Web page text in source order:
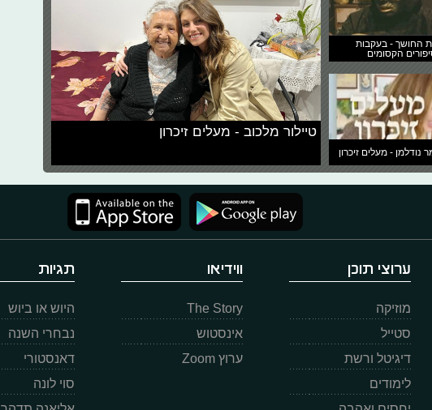
החושך - בעקבות
הקסומים
נודלמן - מעלים זיכרון
טיילור מלכוב - מעלים זיכרון
ערוצי תוכן
מוזיקה
סטייל
דיגיטל ורשת
לימודים
ווידיאו
The Story
אינסטוש
ערוץ Zoom
תגיות
היוש או ביוש
נבחרי השנה
דאנסטורי
סוי לונה